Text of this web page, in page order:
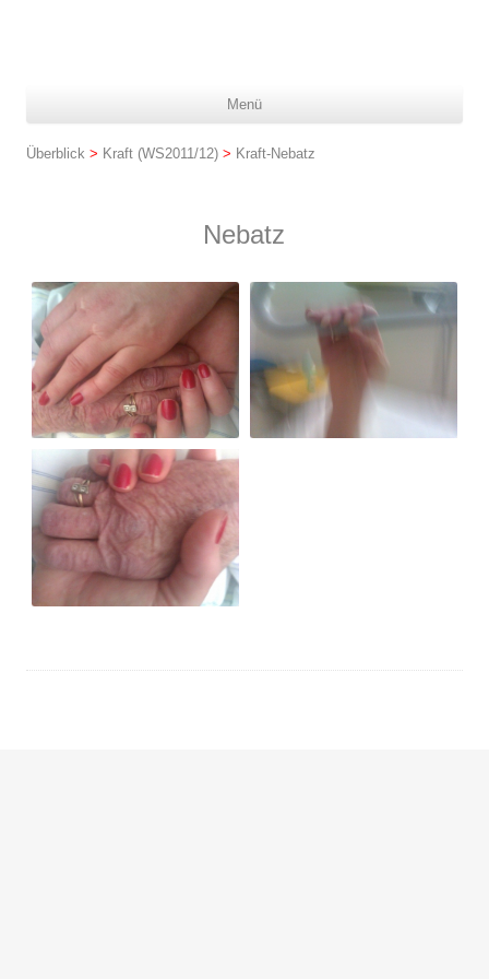
Menü
Überblick > Kraft (WS2011/12) > Kraft-Nebatz
Nebatz